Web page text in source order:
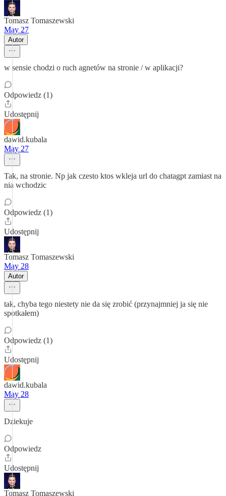
Tomasz Tomaszewski
May 27
Autor
w sensie chodzi o ruch agnetów na stronie / w aplikacji?
Odpowiedz (1)
Udostępnij
dawid.kubala
May 27
Tak, na stronie. Np jak czesto ktos wkleja url do chatagpt zamiast na
nia wchodzic
Odpowiedz (1)
Udostępnij
Tomasz Tomaszewski
May 28
Autor
tak, chyba tego niestety nie da się zrobić (przynajmniej ja się nie
spotkałem)
Odpowiedz (1)
Udostępnij
dawid.kubala
May 28
Dziekuje
Odpowiedz
Udostępnij
Tomasz Tomaszewski